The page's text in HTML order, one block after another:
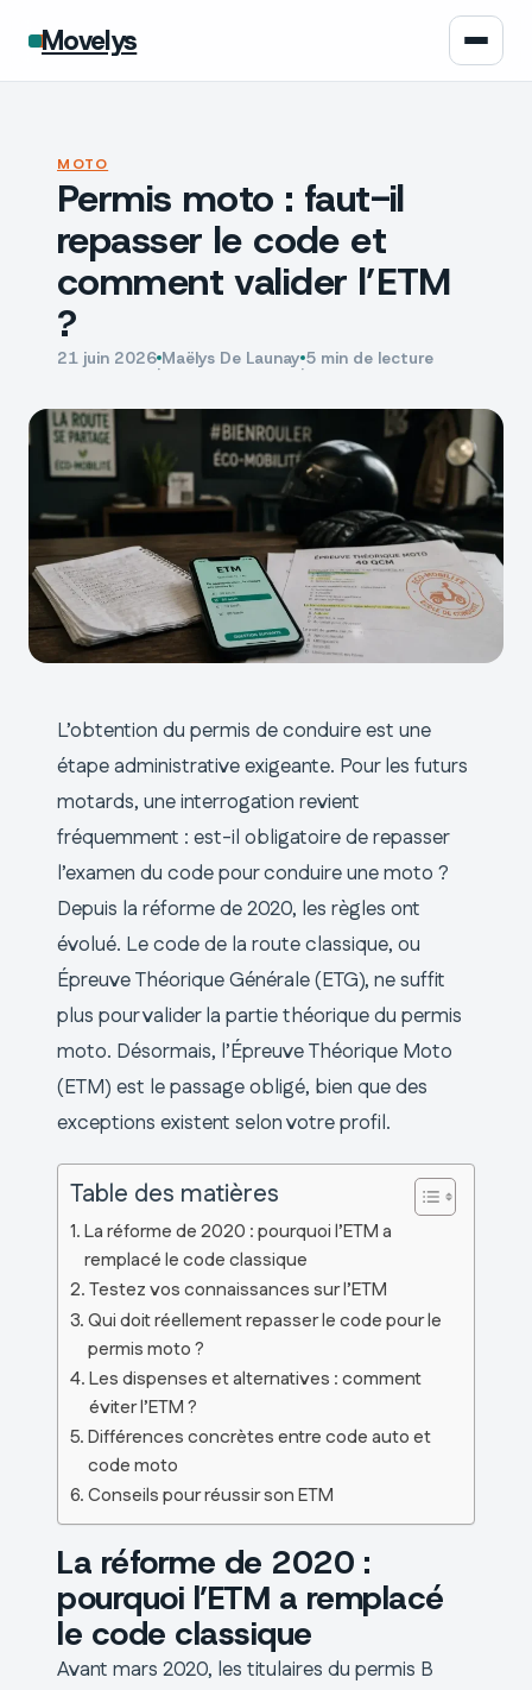
Movelys
Moto
Assurance
Écologie
MOTO
Permis moto : faut-il
repasser le code et
comment valider l’ETM
?
21 juin 2026·Maëlys De Launay·5 min de lecture
L’obtention du permis de conduire est une
étape administrative exigeante. Pour les futurs
motards, une interrogation revient
fréquemment : est-il obligatoire de repasser
l’examen du code pour conduire une moto ?
Depuis la réforme de 2020, les règles ont
évolué. Le code de la route classique, ou
Épreuve Théorique Générale (ETG), ne suffit
plus pour valider la partie théorique du permis
moto. Désormais, l’Épreuve Théorique Moto
(ETM) est le passage obligé, bien que des
exceptions existent selon votre profil.
Table des matières
La réforme de 2020 : pourquoi l’ETM a
remplacé le code classique
Testez vos connaissances sur l’ETM
Qui doit réellement repasser le code pour le
permis moto ?
Les dispenses et alternatives : comment
éviter l’ETM ?
Différences concrètes entre code auto et
code moto
Conseils pour réussir son ETM
La réforme de 2020 :
pourquoi l’ETM a remplacé
le code classique
Avant mars 2020, les titulaires du permis B